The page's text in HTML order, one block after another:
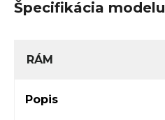
Špecifikácia modelu
RÁM
Popis